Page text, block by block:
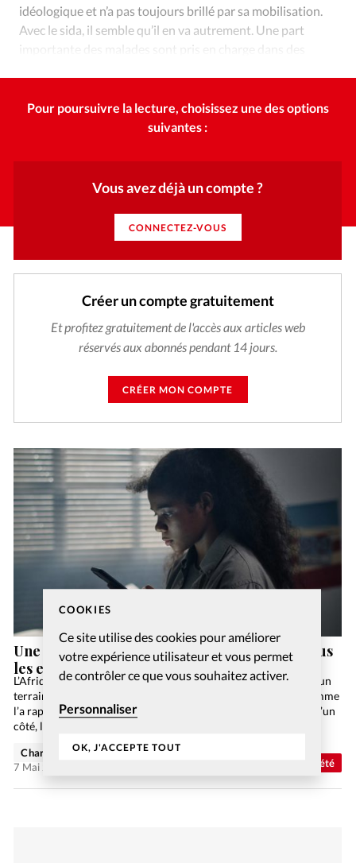
COOKIES
Ce site utilise des cookies pour améliorer
votre expérience utilisateur et vous permet
de contrôler ce que vous souhaitez activer.
Personnaliser
OK, J'ACCEPTE TOUT
idéologique et n’a pas toujours brillé par sa mobilisation.
Avec le sida, il semble qu’il en va autrement. Une part
importante des malades sont pris en charge dans des
Pour poursuivre la lecture, choisissez une des options
suivantes :
Vous avez déjà un compte ?
CONNECTEZ-VOUS
Créer un compte gratuitement
Et profitez gratuitement de l'accès aux articles web
réservés aux abonnés pendant 14 jours.
CRÉER MON COMPTE
Société
Une seule éducation sexuelle étatique pour tous
les enfants français
L’Afrique est pleine de préservatifs La lutte contre le sida reste un
terrain où s’affrontent les dogmatismes et les intolérances, comme
l’a rappelé la dernière Journée annuelle consacrée à ce fléau. D’un
côté, les milieux…
Charlotte Moulin
7 Mai 2025